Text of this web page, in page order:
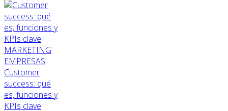
MARKETING
EMPRESAS
Customer
success: qué
es, funciones y
KPIs clave